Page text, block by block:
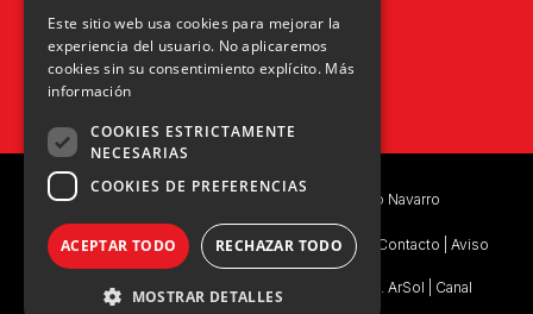
31002 Pamplona, Navarra
info@upn.org · 948 223 402
Copyright © 2026 UPN | Unión del Pueblo Navarro
Política de privacidad |Política de Privacidad de Contacto
Aviso
Legal|
Consentimiento Legal|Ejercicio de Derechos. ArSol
Canal
Este sitio web usa cookies para mejorar la
experiencia del usuario. No aplicaremos
cookies sin su consentimiento explícito. Más
información
COOKIES ESTRICTAMENTE
NECESARIAS
COOKIES DE PREFERENCIAS
ACEPTAR TODO RECHAZAR TODO
MOSTRAR DETALLES